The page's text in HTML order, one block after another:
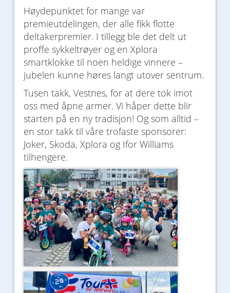
Høydepunktet for mange var
premieutdelingen, der alle fikk flotte
deltakerpremier. I tillegg ble det delt ut
proffe sykkeltrøyer og en Xplora
smartklokke til noen heldige vinnere –
jubelen kunne høres langt utover sentrum.
Tusen takk, Vestnes, for at dere tok imot
oss med åpne armer. Vi håper dette blir
starten på en ny tradisjon! Og som alltid –
en stor takk til våre trofaste sponsorer:
Joker, Skoda, Xplora og Ifor Williams
tilhengere.